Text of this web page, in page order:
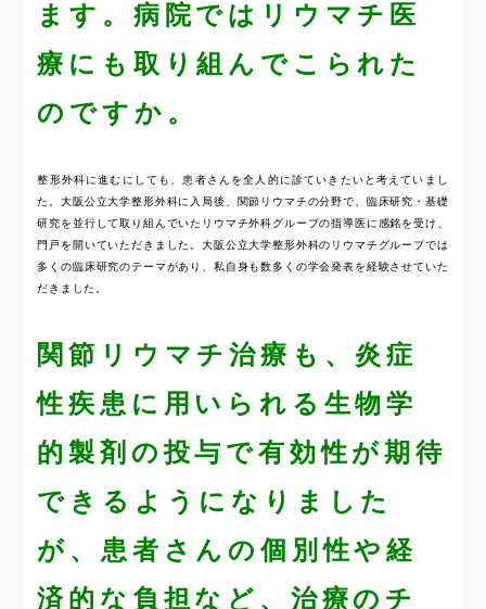
ます。病院ではリウマチ医
療にも取り組んでこられた
のですか。
整形外科に進むにしても、患者さんを全人的に診ていきたいと考えていまし
た。大阪公立大学整形外科に入局後、関節リウマチの分野で、臨床研究・基礎
研究を並行して取り組んでいたリウマチ外科グループの指導医に感銘を受け、
門戸を開いていただきました。大阪公立大学整形外科のリウマチグループでは
多くの臨床研究のテーマがあり、私自身も数多くの学会発表を経験させていた
だきました。
関節リウマチ治療も、炎症
性疾患に用いられる生物学
的製剤の投与で有効性が期待
できるようになりました
が、患者さんの個別性や経
済的な負担など、治療のチ